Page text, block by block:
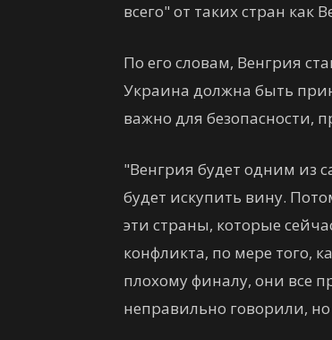
всего" от таких стран как
По его словам, Венгрия
Украина должна быть
важно для безопасности,
"Венгрия будет одним из
будет искупить вину.
эти страны, которые
конфликта, по мере того,
плохому финалу, они все
неправильно говорили,